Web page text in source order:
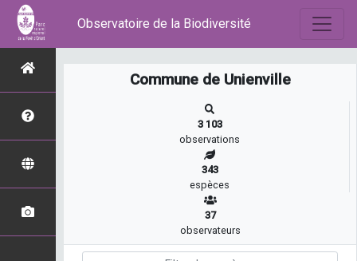
Observatoire de la Biodiversité
Commune de Unienville
3 103
observations
343
espèces
37
observateurs